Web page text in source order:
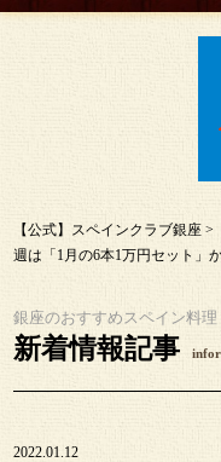
【公式】スペインクラブ銀座 >
週は「1月の6本1万円セット」
銀座のおすすめスペイン料理
新着情報記事
2022.01.12